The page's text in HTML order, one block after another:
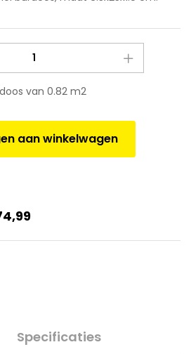
van 0.82 m2
aan winkelwagen
Specificaties